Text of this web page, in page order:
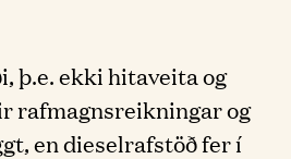
þ.e. ekki hitaveita og
rafmagnsreikningar og
en dieselrafstöð fer í